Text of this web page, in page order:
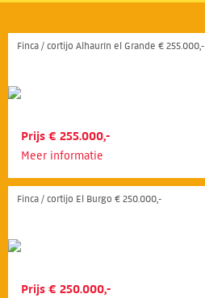
Finca / cortijo Alhaurín el Grande € 255.000,-
Prijs € 255.000,-
Meer informatie
Finca / cortijo El Burgo € 250.000,-
Prijs € 250.000,-